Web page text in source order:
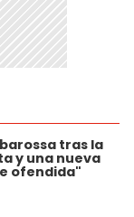
tras la
y una nueva
ofendida"